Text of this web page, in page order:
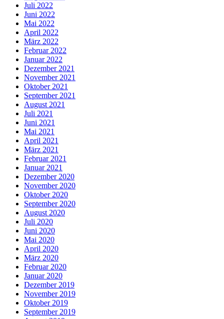
Juli 2022
Juni 2022
Mai 2022
April 2022
März 2022
Februar 2022
Januar 2022
Dezember 2021
November 2021
Oktober 2021
September 2021
August 2021
Juli 2021
Juni 2021
Mai 2021
April 2021
März 2021
Februar 2021
Januar 2021
Dezember 2020
November 2020
Oktober 2020
September 2020
August 2020
Juli 2020
Juni 2020
Mai 2020
April 2020
März 2020
Februar 2020
Januar 2020
Dezember 2019
November 2019
Oktober 2019
September 2019